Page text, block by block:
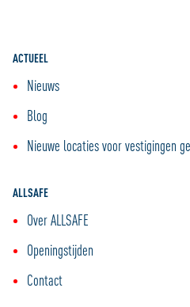
ACTUEEL
Nieuws
Blog
Nieuwe locaties voor vestigingen
ALLSAFE
Over ALLSAFE
Openingstijden
Contact